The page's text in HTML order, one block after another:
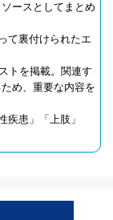
ースとしてまとめ
て裏付けられたエ
トを掲載。関連す
め、重要な内容を
疾患」「上肢」